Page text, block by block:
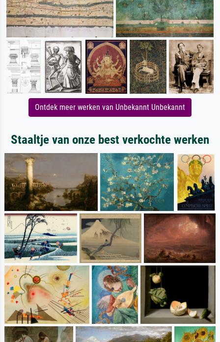
Ontdek meer werken van Unbekannt Unbekannt
Staaltje van onze best verkochte werken